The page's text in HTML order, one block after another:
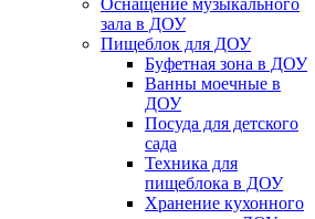
Оснащение музыкального
зала в ДОУ
Пищеблок для ДОУ
Буфетная зона в ДОУ
Ванны моечные в
ДОУ
Посуда для детского
сада
Техника для
пищеблока в ДОУ
Хранение кухонного